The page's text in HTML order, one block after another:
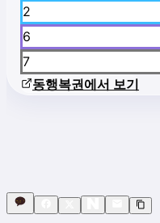
2
6
7
동행복권에서 보기